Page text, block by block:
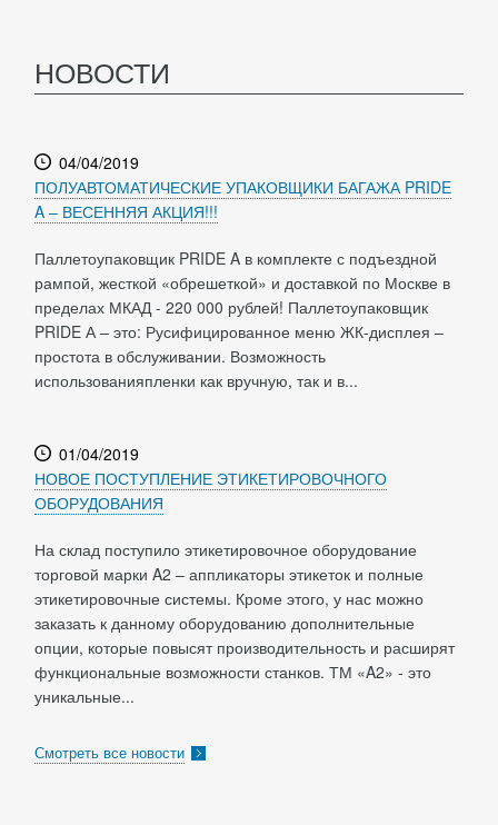
НОВОСТИ
04/04/2019
ПОЛУАВТОМАТИЧЕСКИЕ УПАКОВЩИКИ БАГАЖА PRIDE
A – ВЕСЕННЯЯ АКЦИЯ!!!
Паллетоупаковщик PRIDE A в комплекте с подъездной
рампой, жесткой «обрешеткой» и доставкой по Москве в
пределах МКАД - 220 000 рублей! Паллетоупаковщик
PRIDE А – это: Русифицированное меню ЖК-дисплея –
простота в обслуживании. Возможность
использованияпленки как вручную, так и в...
01/04/2019
НОВОЕ ПОСТУПЛЕНИЕ ЭТИКЕТИРОВОЧНОГО
ОБОРУДОВАНИЯ
На склад поступило этикетировочное оборудование
торговой марки A2 – аппликаторы этикеток и полные
этикетировочные системы. Кроме этого, у нас можно
заказать к данному оборудованию дополнительные
опции, которые повысят производительность и расширят
функциональные возможности станков. ТМ «A2» - это
уникальные...
Смотреть все новости